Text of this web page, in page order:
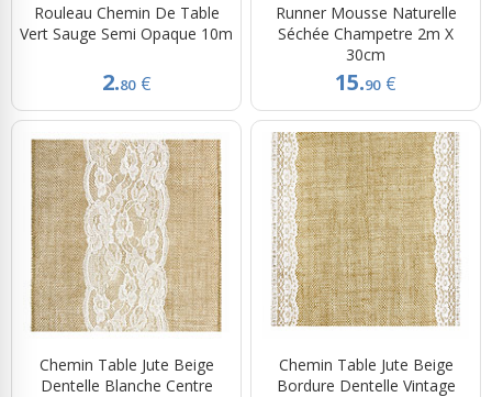
Rouleau Chemin De Table
Vert Sauge Semi Opaque 10m
2.80 €
Runner Mousse Naturelle
Séchée Champetre 2m X
30cm
15.90 €
Chemin Table Jute Beige
Dentelle Blanche Centre
Chemin Table Jute Beige
Bordure Dentelle Vintage